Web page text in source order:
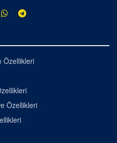
Özellikleri
Özellikleri